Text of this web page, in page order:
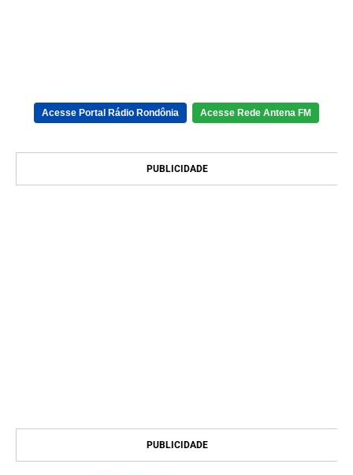
Acesse Portal Rádio Rondônia Acesse Rede Antena FM
PUBLICIDADE
PUBLICIDADE